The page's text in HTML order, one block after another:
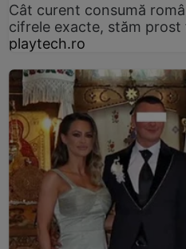
Cât curent consumă
cifrele exacte, stăm prost
playtech.ro